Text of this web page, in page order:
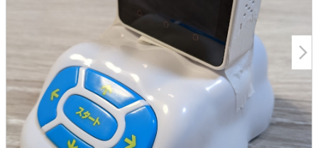
arrow_forward_ios